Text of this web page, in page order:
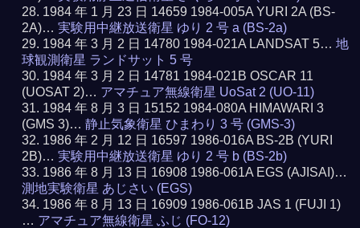
1984 年 1 月 23 日 14659 1984-005A YURI 2A (BS-
2A)…実験用中継放送衛星 ゆり 2 号 a (BS-2a)
1984 年 3 月 2 日 14780 1984-021A LANDSAT 5…地
球観測衛星 ランドサット 5 号
1984 年 3 月 2 日 14781 1984-021B OSCAR 11
(UOSAT 2)… アマチュア無線衛星 UoSat 2 (UO-11)
1984 年 8 月 3 日 15152 1984-080A HIMAWARI 3
(GMS 3)…静止気象衛星 ひまわり 3 号 (GMS-3)
1986 年 2 月 12 日 16597 1986-016A BS-2B (YURI
2B)…実験用中継放送衛星 ゆり 2 号 b (BS-2b)
1986 年 8 月 13 日 16908 1986-061A EGS (AJISAI)…
測地実験衛星 あじさい (EGS)
1986 年 8 月 13 日 16909 1986-061B JAS 1 (FUJI 1)
… アマチュア無線衛星 ふじ (FO-12)